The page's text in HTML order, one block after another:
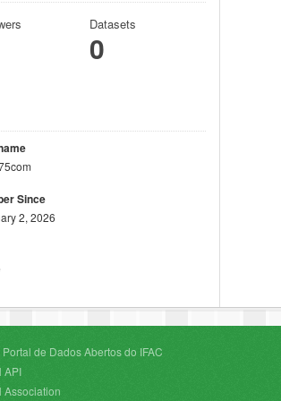
Datasets
0
Since
2, 2026
de Dados Abertos do IFAC
API
Association